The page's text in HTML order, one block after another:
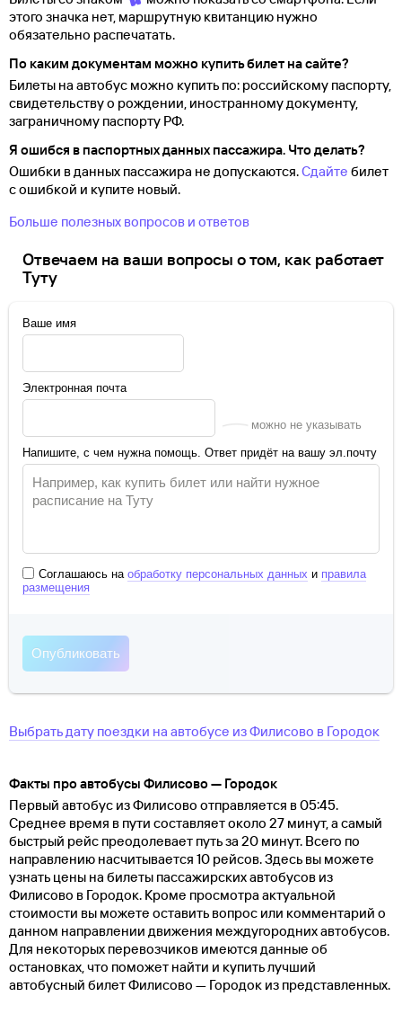
этого значка нет, маршрутную квитанцию нужно
обязательно распечатать.
По каким документам можно купить билет на сайте?
Билеты на автобус можно купить по: российскому паспорту,
свидетельству о рождении, иностранному документу,
заграничному паспорту РФ.
Я ошибся в паспортных данных пассажира. Что делать?
Ошибки в данных пассажира не допускаются.Сдайте билет
с ошибкой и купите новый.
Больше полезных вопросов и ответов
Отвечаем на ваши вопросы о том, как работает
Туту
Ваше имя
Электронная почта
можно не указывать
Напишите, с чем нужна помощь. Ответ придёт на вашу эл.почту
Соглашаюсь на обработку персональных данных и правила
размещения
Выбрать дату поездки на автобусе изФилисово в Городок
Факты про автобусы Филисово — Городок
Первый автобус из Филисово отправляется в 05:45.
Среднее время в пути составляет около 27 минут, а самый
быстрый рейс преодолевает путь за 20 минут. Всего по
направлению насчитывается 10 рейсов. Здесь вы можете
узнать цены на билеты пассажирских автобусов из
Филисово в Городок. Кроме просмотра актуальной
стоимости вы можете оставить вопрос или комментарий о
данном направлении движения междугородних автобусов.
Для некоторых перевозчиков имеются данные об
остановках, что поможет найти и купить лучший
автобусный билет Филисово — Городок из представленных.